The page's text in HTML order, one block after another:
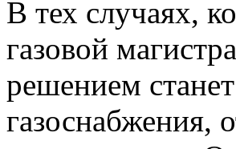
В тех случаях,
газовой
решением
газоснабжения,